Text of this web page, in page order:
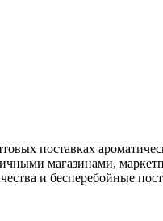
поставках
магазинами,
и бесперебойные